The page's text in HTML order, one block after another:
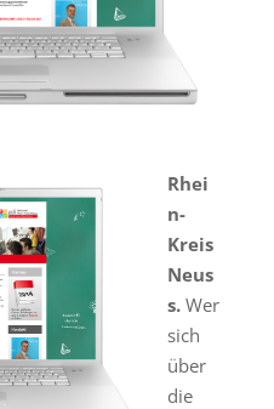
Rhei
n-
Kreis
Neus
s.Wer
sich
über
die